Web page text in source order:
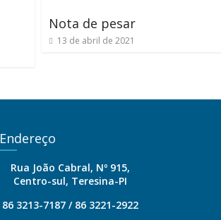
Nota de pesar
13 de abril de 2021
Endereço
Rua João Cabral, Nº 915,
Centro-sul, Teresina-PI
86 3213-7187 / 86 3221-2922